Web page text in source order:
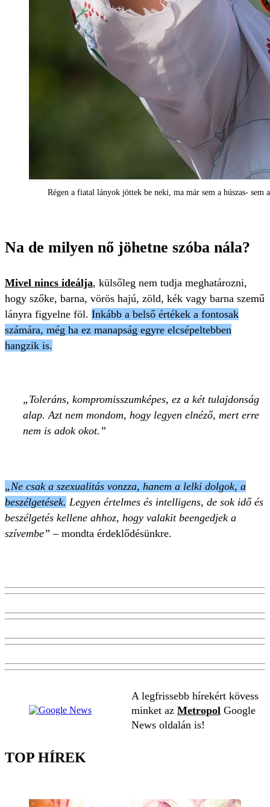
Régen a fiatal lányok jöttek be neki, ma már sem a húszas-
Na de milyen nő jöhetne szóba nála?
Mivel nincs ideálja, külsőleg nem tudja meghatározni,
hogy szőke, barna, vörös hajú, zöld, kék vagy barna szemű
lányra figyelne föl. Inkább a belső értékek a fontosak
számára, még ha ez manapság egyre elcsépeltebben
hangzik is.
Toleráns, kompromisszumképes, ez a két tulajdonság
alap. Azt nem mondom, hogy legyen elnéző, mert erre
nem is adok okot.
„Ne csak a szexualitás vonzza, hanem a lelki dolgok, a
beszélgetések. Legyen értelmes és intelligens, de sok idő és
beszélgetés kellene ahhoz, hogy valakit beengedjek a
szívembe” – mondta érdeklődésünkre.
A legfrissebb hírekért kövess
minket az Metropol Google
News oldalán is!
TOP HÍREK